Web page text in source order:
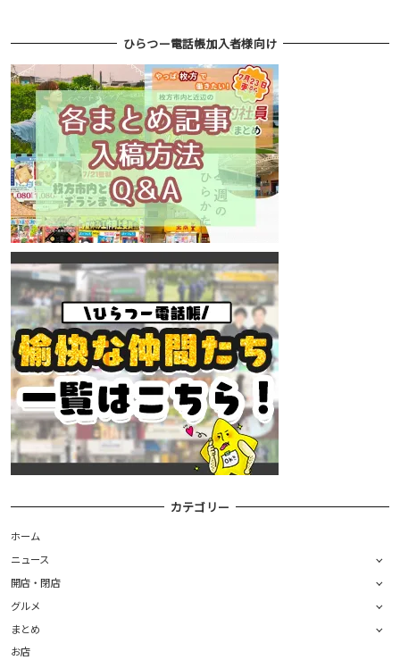
ひらつー電話帳加入者様向け
カテゴリー
ホーム
ニュース
開店・閉店
グルメ
まとめ
お店